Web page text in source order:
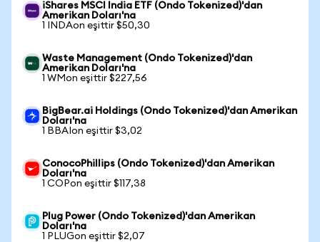
iShares MSCI India ETF (Ondo Tokenized)'dan
Amerikan Doları'na
1 INDAon eşittir $50,30
Waste Management (Ondo Tokenized)'dan
Amerikan Doları'na
1 WMon eşittir $227,56
BigBear.ai Holdings (Ondo Tokenized)'dan Amerikan
Doları'na
1 BBAIon eşittir $3,02
ConocoPhillips (Ondo Tokenized)'dan Amerikan
Doları'na
1 COPon eşittir $117,38
Plug Power (Ondo Tokenized)'dan Amerikan
Doları'na
1 PLUGon eşittir $2,07